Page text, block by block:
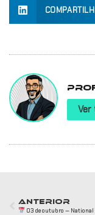
ANTERIOR
03 de outubro — National